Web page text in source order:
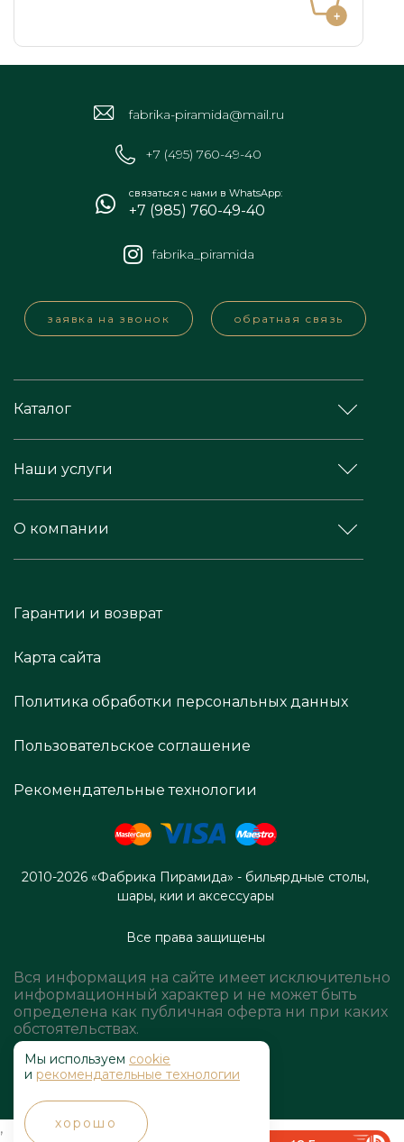
fabrika-piramida@mail.ru
+7 (495) 760-49-40
связаться с нами в WhatsApp:
+7 (985) 760-49-40
fabrika_piramida
заявка на звонок обратная связь
Каталог
Наши услуги
О компании
Гарантии и возврат
Карта сайта
Политика обработки персональных данных
Пользовательское соглашение
Рекомендательные технологии
2010-2026 «Фабрика Пирамида» - бильярдные столы,
шары, кии и аксессуары
Все права защищены
Вся информация на сайте имеет исключительно
информационный характер и не может быть
определена как публичная оферта ни при каких
обстоятельствах.
Мы используем cookie
и рекомендательные технологии
хорошо
,